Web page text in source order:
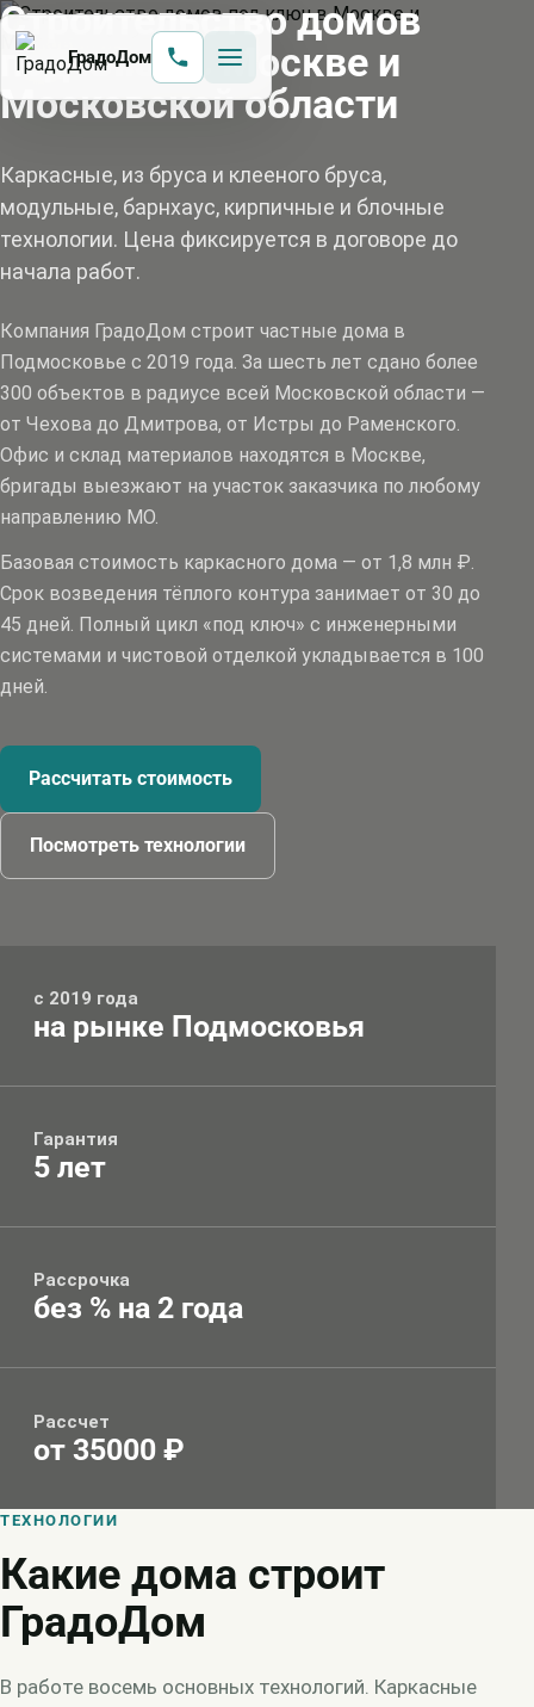
ГрадоДом
Строительство домов
под ключ в Москве и
Московской области
Каркасные, из бруса и клееного бруса,
модульные, барнхаус, кирпичные и блочные
технологии. Цена фиксируется в договоре до
начала работ.
Компания ГрадоДом строит частные дома в
Подмосковье с 2019 года. За шесть лет сдано более
300 объектов в радиусе всей Московской области —
от Чехова до Дмитрова, от Истры до Раменского.
Офис и склад материалов находятся в Москве,
бригады выезжают на участок заказчика по любому
направлению МО.
Базовая стоимость каркасного дома — от 1,8 млн ₽.
Срок возведения тёплого контура занимает от 30 до
45 дней. Полный цикл «под ключ» с инженерными
системами и чистовой отделкой укладывается в 100
дней.
Рассчитать стоимость
Посмотреть технологии
с 2019 года
на рынке Подмосковья
Гарантия
5 лет
Рассрочка
без % на 2 года
Рассчет
от 35000 ₽
ТЕХНОЛОГИИ
Какие дома строит
ГрадоДом
В работе восемь основных технологий. Каркасные